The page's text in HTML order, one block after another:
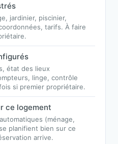
jardinier, piscinier,
tarifs. À faire
état des lieux
linge, contrôle
si premier propriétaire.
ce logement
(ménage,
planifient bien sur ce
arrive.